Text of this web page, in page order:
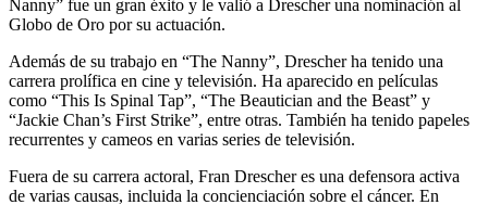
Nanny” fue un gran éxito y le valió a Drescher una nominación al
Globo de Oro por su actuación.
Además de su trabajo en “The Nanny”, Drescher ha tenido una
carrera prolífica en cine y televisión. Ha aparecido en películas
como “This Is Spinal Tap”, “The Beautician and the Beast” y
“Jackie Chan’s First Strike”, entre otras. También ha tenido papeles
recurrentes y cameos en varias series de televisión.
Fuera de su carrera actoral, Fran Drescher es una defensora activa
de varias causas, incluida la concienciación sobre el cáncer. En